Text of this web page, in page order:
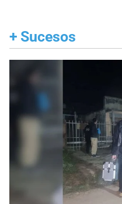
+ Sucesos